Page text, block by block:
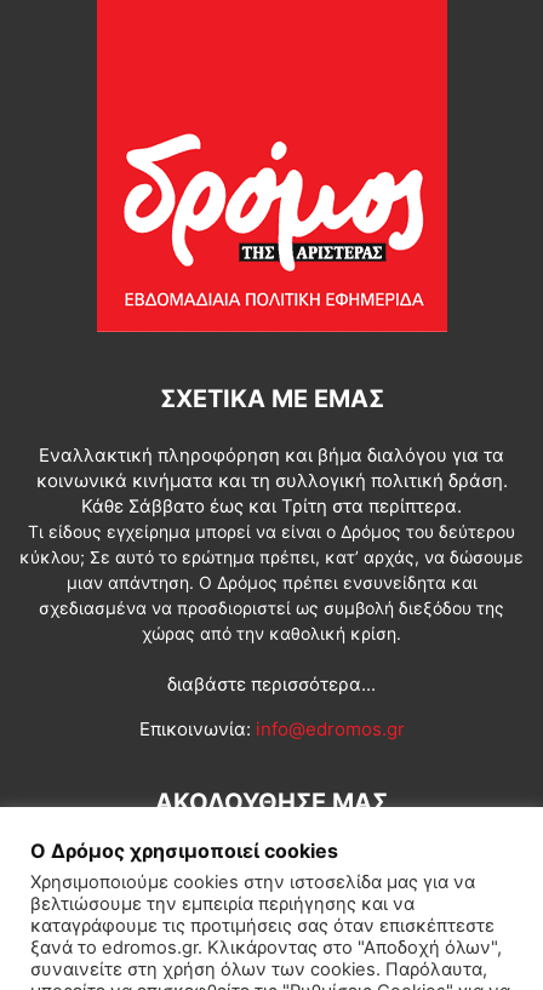
ΣΧΕΤΙΚΆ ΜΕ ΕΜΆΣ
Εναλλακτική πληροφόρηση και βήμα διαλόγου για τα
κοινωνικά κινήματα και τη συλλογική πολιτική δράση.
Κάθε Σάββατο έως και Τρίτη στα περίπτερα.
Τι είδους εγχείρημα μπορεί να είναι ο Δρόμος του δεύτερου
κύκλου; Σε αυτό το ερώτημα πρέπει, κατ’ αρχάς, να δώσουμε
μιαν απάντηση. Ο Δρόμος πρέπει ενσυνείδητα και
σχεδιασμένα να προσδιοριστεί ως συμβολή διεξόδου της
χώρας από την καθολική κρίση.
διαβάστε περισσότερα...
Επικοινωνία: info@edromos.gr
ΑΚΟΛΟΥΘΗΣΕ ΜΑΣ
Εγγραφή συνδρομητή Πολιτική Διεθνή Κοινωνία
Ο Δρόμος χρησιμοποιεί cookies
Χρησιμοποιούμε cookies στην ιστοσελίδα μας για να
βελτιώσουμε την εμπειρία περιήγησης και να
καταγράφουμε τις προτιμήσεις σας όταν επισκέπτεστε
ξανά το edromos.gr. Κλικάροντας στο "Αποδοχή όλων",
συναινείτε στη χρήση όλων των cookies. Παρόλαυτα,